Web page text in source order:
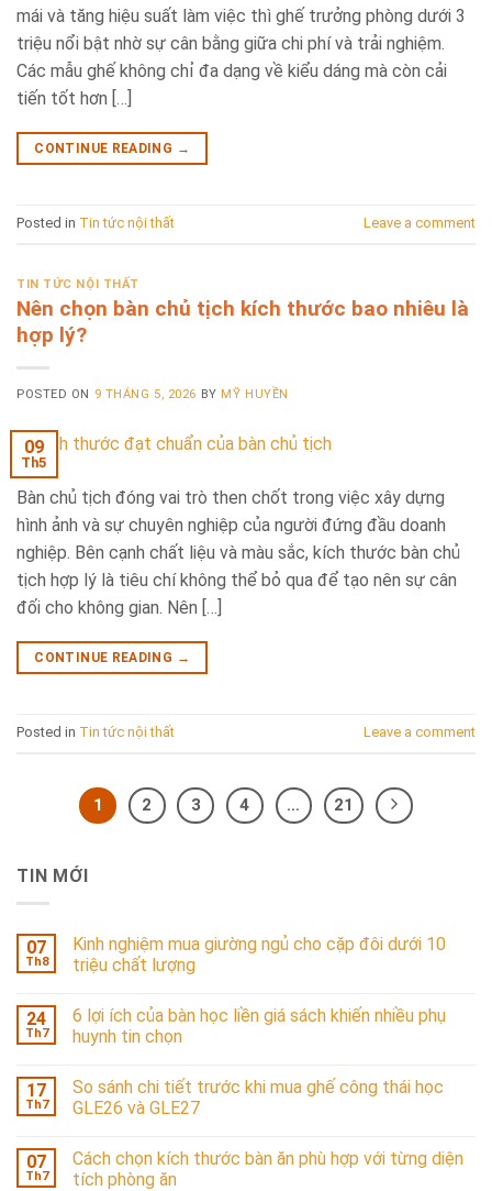
mái và tăng hiệu suất làm việc thì ghế trưởng phòng dưới 3
triệu nổi bật nhờ sự cân bằng giữa chi phí và trải nghiệm.
Các mẫu ghế không chỉ đa dạng về kiểu dáng mà còn cải
tiến tốt hơn […]
CONTINUE READING →
Posted in Tin tức nội thất Leave a comment
TIN TỨC NỘI THẤT
Nên chọn bàn chủ tịch kích thước bao nhiêu là
hợp lý?
POSTED ON 9 THÁNG 5, 2026 BY MỸ HUYỀN
09
Th5
Bàn chủ tịch đóng vai trò then chốt trong việc xây dựng
hình ảnh và sự chuyên nghiệp của người đứng đầu doanh
nghiệp. Bên cạnh chất liệu và màu sắc, kích thước bàn chủ
tịch hợp lý là tiêu chí không thể bỏ qua để tạo nên sự cân
đối cho không gian. Nên […]
CONTINUE READING →
Posted in Tin tức nội thất Leave a comment
1 2 3 4 … 21
TIN MỚI
07
Th8
Kinh nghiệm mua giường ngủ cho cặp đôi dưới 10
triệu chất lượng
24
Th7
6 lợi ích của bàn học liền giá sách khiến nhiều phụ
huynh tin chọn
17
Th7
So sánh chi tiết trước khi mua ghế công thái học
GLE26 và GLE27
07
Th7
Cách chọn kích thước bàn ăn phù hợp với từng diện
tích phòng ăn